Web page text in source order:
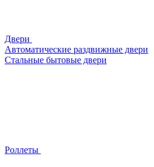
Двери
Автоматические раздвижные двери
Стальные бытовые двери
Роллеты